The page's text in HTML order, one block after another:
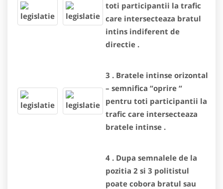
toti participantii la trafic
care intersecteaza bratul
intins indiferent de
directie .
3 . Bratele intinse orizontal
– semnifica “oprire “
pentru toti participantii la
trafic care intersecteaza
bratele intinse .
4 . Dupa semnalele de la
pozitia 2 si 3 politistul
poate cobora bratul sau